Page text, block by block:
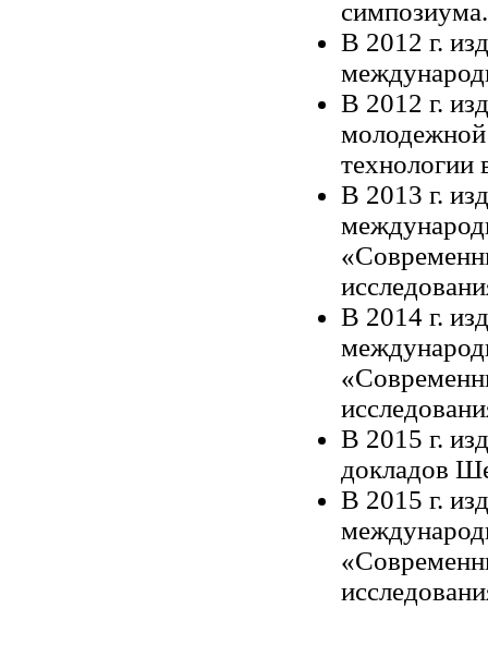
симпозиума.
В 2012 г.
В 2012 г.
технологии
В 2013 г.
В 2014 г.
В 2015 г.
докладов
В 2015 г.